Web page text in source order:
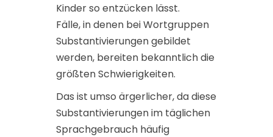
Kinder so entzücken lässt.
Fälle, in denen bei Wortgruppen
Substantivierungen gebildet
werden, bereiten bekanntlich die
größten Schwierigkeiten.
Das ist umso ärgerlicher, da diese
Substantivierungen im täglichen
Sprachgebrauch häufig